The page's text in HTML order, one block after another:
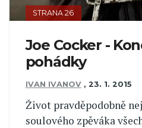
STRANA 26
Joe Cocker -
pohádky
IVAN IVANOV , 23. 1. 2015
Život pravděpodobně
soulového zpěváka